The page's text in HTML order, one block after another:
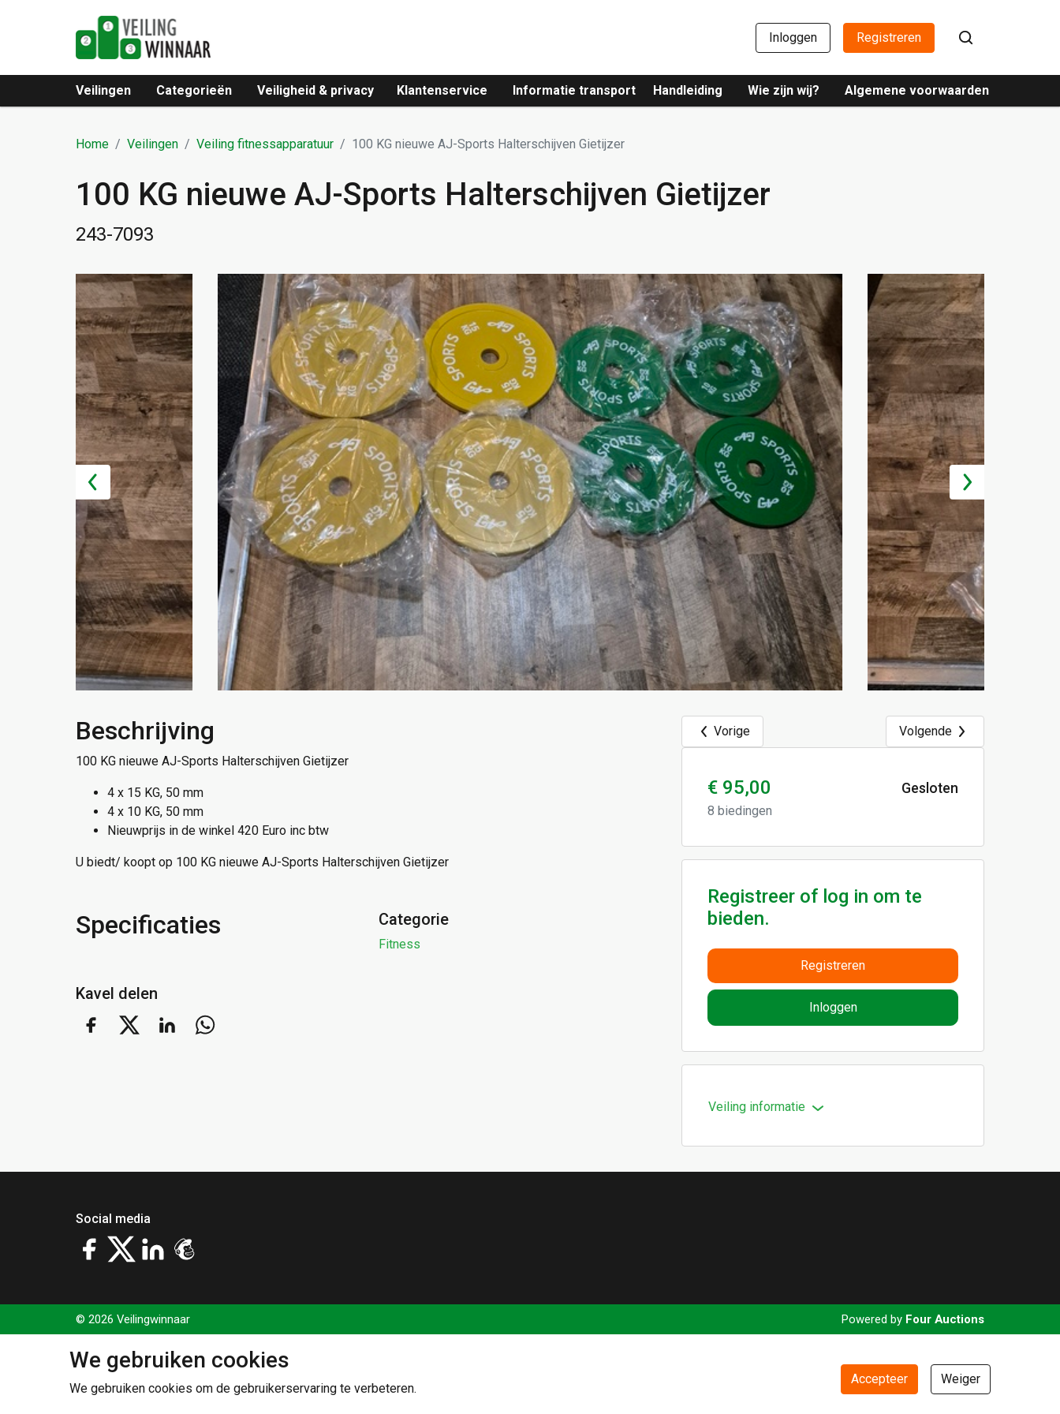
Inloggen Registreren
Veilingen Categorieën Veiligheid & privacy Klantenservice Informatie transport Handleiding Wie zijn wij? Algemene voorwaarden
Home Veilingen Veiling fitnessapparatuur 100 KG nieuwe AJ-Sports Halterschijven Gietijzer
100 KG nieuwe AJ-Sports Halterschijven Gietijzer
243-7093
Vorige Volgende
€ 95,00
8 biedingen
Gesloten
Registreer of log in om te
bieden.
Registreren
Inloggen
Veiling informatie
Beschrijving
100 KG nieuwe AJ-Sports Halterschijven Gietijzer
4 x 15 KG, 50 mm
4 x 10 KG, 50 mm
Nieuwprijs in de winkel 420 Euro inc btw
U biedt/ koopt op 100 KG nieuwe AJ-Sports Halterschijven Gietijzer
Specificaties Categorie
Fitness
Kavel delen
Social media
© 2026 Veilingwinnaar Powered by Four Auctions
We gebruiken cookies
We gebruiken cookies om de gebruikerservaring te verbeteren.
Accepteer Weiger